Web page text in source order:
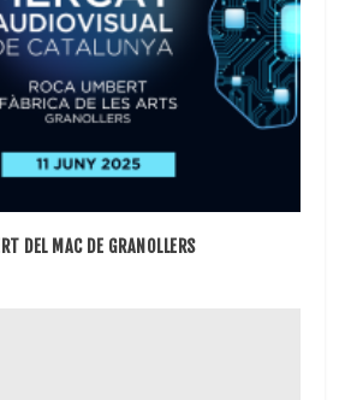
DEL MAC DE GRANOLLERS